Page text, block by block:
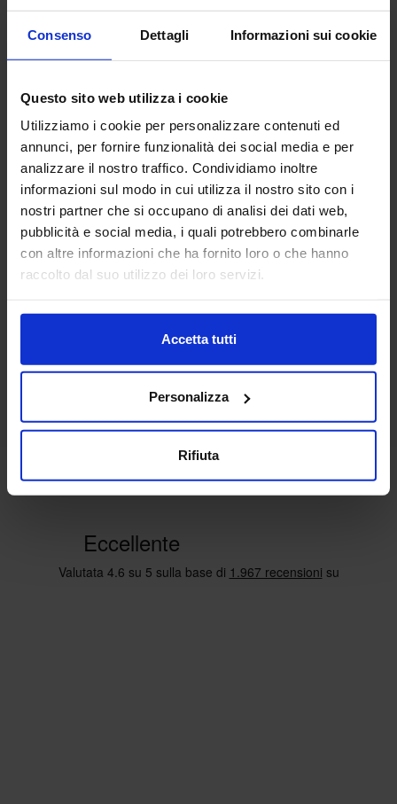
Consenso Dettagli Informazioni sui cookie
Questo sito web utilizza i cookie
Utilizziamo i cookie per personalizzare contenuti ed
annunci, per fornire funzionalità dei social media e per
analizzare il nostro traffico. Condividiamo inoltre
informazioni sul modo in cui utilizza il nostro sito con i
nostri partner che si occupano di analisi dei dati web,
pubblicità e social media, i quali potrebbero combinarle
con altre informazioni che ha fornito loro o che hanno
raccolto dal suo utilizzo dei loro servizi.
Accetta tutti
Personalizza
Rifiuta
Riviera
Trapunta In Microfibra Cassio
109,90 € Da 55,00 €
Colori disponibili